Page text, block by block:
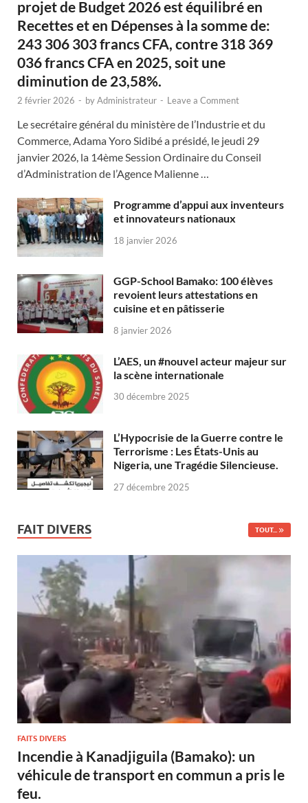
projet de Budget 2026 est équilibré en
Recettes et en Dépenses à la somme de:
243 306 303 francs CFA, contre 318 369
036 francs CFA en 2025, soit une
diminution de 23,58%.
2 février 2026 - byAdministrateur - Leave a Comment
Le secrétaire général du ministère de l’Industrie et du
Commerce, Adama Yoro Sidibé a présidé, le jeudi 29
janvier 2026, la 14ème Session Ordinaire du Conseil
d’Administration de l’Agence Malienne …
Programme d’appui aux inventeurs
et innovateurs nationaux
18 janvier 2026
GGP-School Bamako: 100 élèves
revoient leurs attestations en
cuisine et en pâtisserie
8 janvier 2026
L’AES, un #nouvel acteur majeur sur
la scène internationale
30 décembre 2025
L’Hypocrisie de la Guerre contre le
Terrorisme : Les États-Unis au
Nigeria, une Tragédie Silencieuse.
27 décembre 2025
FAIT DIVERS TOUT...
FAITS DIVERS
Incendie à Kanadjiguila (Bamako): un
véhicule de transport en commun a pris le
feu.